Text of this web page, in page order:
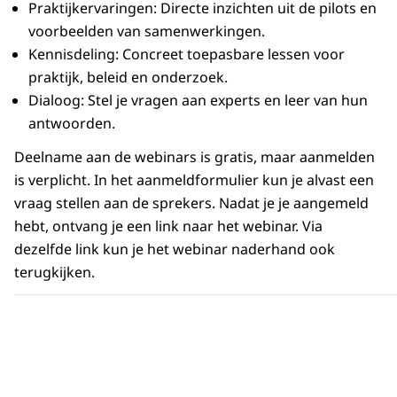
systemen (zoals KPI’s, Kringloopwijzer en
certificering) de samenwerking beïnvloeden en
hoe deze instrumenten afzonderlijk maar ook
gezamenlijk (zouden) kunnen worden ingezet.
Praktijkervaringen: Directe inzichten uit de pilots en
voorbeelden van samenwerkingen.
Kennisdeling: Concreet toepasbare lessen voor
praktijk, beleid en onderzoek.
Dialoog: Stel je vragen aan experts en leer van hun
antwoorden.
Deelname aan de webinars is gratis, maar aanmelden
is verplicht. In het aanmeldformulier kun je alvast een
vraag stellen aan de sprekers. Nadat je je aangemeld
hebt, ontvang je een link naar het webinar. Via
dezelfde link kun je het webinar naderhand ook
terugkijken.